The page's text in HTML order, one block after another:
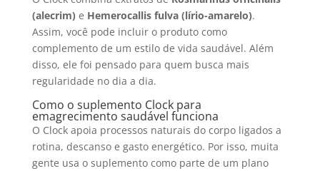
(alecrim) e Hemerocallis fulva (lírio-amarelo).
Assim, você pode incluir o produto como
complemento de um estilo de vida saudável. Além
disso, ele foi pensado para quem busca mais
regularidade no dia a dia.
Como o suplemento Clock para
emagrecimento saudável funciona
O Clock apoia processos naturais do corpo ligados a
rotina, descanso e gasto energético. Por isso, muita
gente usa o suplemento como parte de um plano